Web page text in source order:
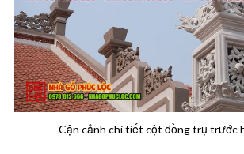
Cận cảnh chi tiết cột đồng trụ trước